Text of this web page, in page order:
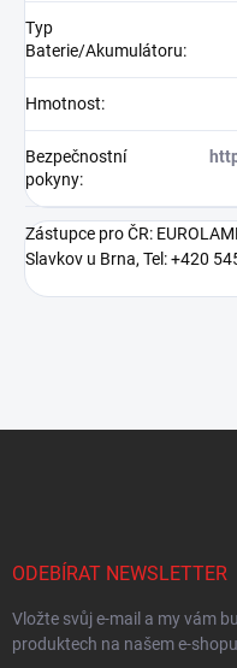
Typ
Baterie/Akumulátoru:
Hmotnost:
Bezpečnostní
pokyny:
Zástupce pro ČR:
Slavkov u Brna, Tel: +420
ODEBÍRAT NEWSLETTER
Vložte svůj e-mail a my vám
produktech na našem e-